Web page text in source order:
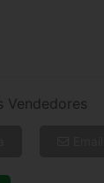
Vendedores